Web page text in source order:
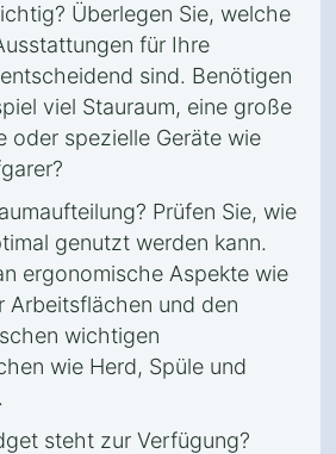
Überlegen Sie, welche
für Ihre
sind. Benötigen
viel Stauraum, eine große
oder spezielle Geräte wie
Prüfen Sie, wie
genutzt werden kann.
ergonomische Aspekte wie
Arbeitsflächen und den
wichtigen
wie Herd, Spüle und
steht zur Verfügung?